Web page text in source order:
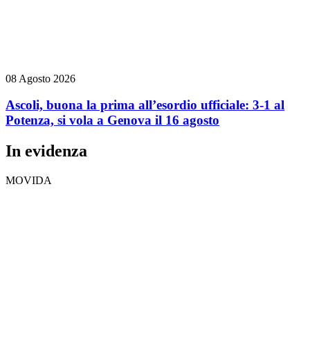
08 Agosto 2026
Ascoli, buona la prima all’esordio ufficiale: 3-1 al
Potenza, si vola a Genova il 16 agosto
In evidenza
MOVIDA